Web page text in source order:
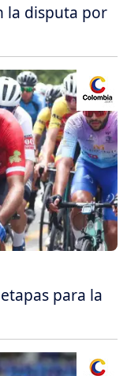
la disputa por
para la